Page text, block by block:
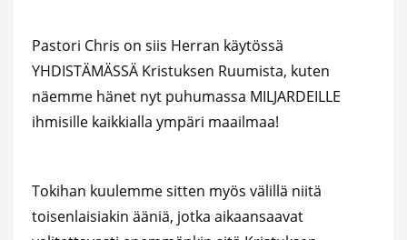
Pastori Chris on siis Herran käytössä
YHDISTÄMÄSSÄ Kristuksen Ruumista, kuten
näemme hänet nyt puhumassa MILJARDEILLE
ihmisille kaikkialla ympäri maailmaa!
Tokihan kuulemme sitten myös välillä niitä
toisenlaisiakin ääniä, jotka aikaansaavat